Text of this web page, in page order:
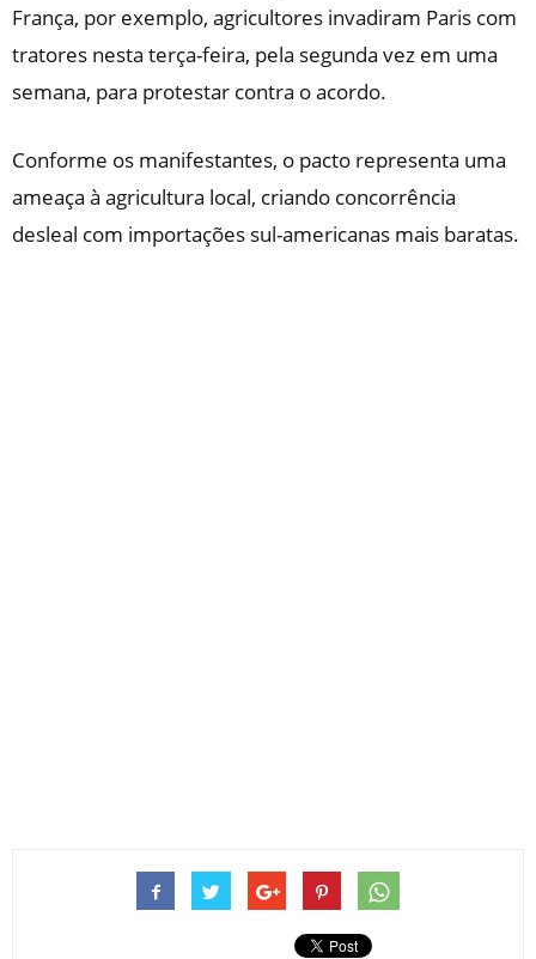
França, por exemplo, agricultores invadiram Paris com
tratores nesta terça-feira, pela segunda vez em uma
semana, para protestar contra o acordo.
Conforme os manifestantes, o pacto representa uma
ameaça à agricultura local, criando concorrência
desleal com importações sul-americanas mais baratas.